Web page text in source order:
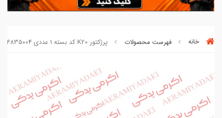
خانه فهرست محصولات پرژکتور K20 کد بسته 1 عددی 4835004